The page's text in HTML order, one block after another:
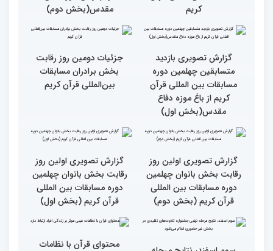
نوجوانان/ نگاهی به حواشی
دومین روز مسابقات جهانی
قرآن به میزبانی ایران
گزارش تصویری دومین روز
رقابت بخش برادران
چهلمین دوره مسابقات
بین‌المللی قرآن کریم(بخش
دوم)
گزارش تصویری دومین روز
بین‌المللی قرآن کریم(بخش
اول)
گزارش تصویری مراسم قرعه
کشی متسابقین بخش
بانوان چهلمین دوره
مسابقات بین المللی قرآن
گزارش تصویری بازدید
متسابقین چهلمین دوره
مسابقات بین المللی قرآن
مقدس(بخش دوم)